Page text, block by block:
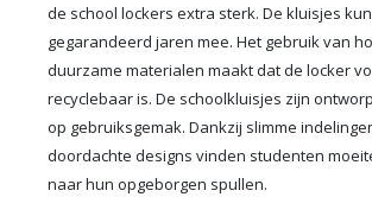
de school lockers extra sterk. De kluisjes
gegarandeerd jaren mee. Het gebruik van
duurzame materialen maakt dat de locker
recyclebaar is. De schoolkluisjes zijn
op gebruiksgemak. Dankzij slimme
doordachte designs vinden studenten
naar hun opgeborgen spullen.